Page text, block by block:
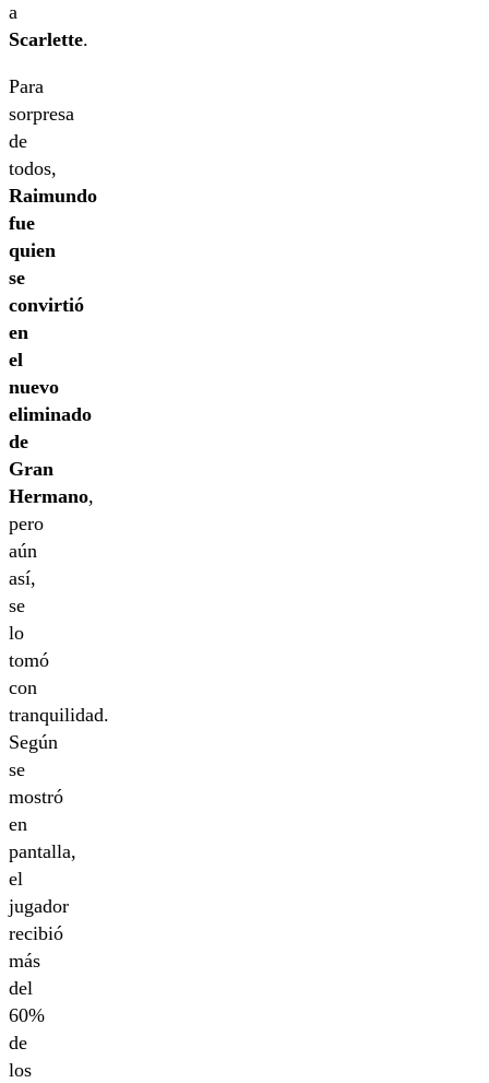
a
Scarlette.
Para
sorpresa
de
todos,
Raimundo
fue
quien
se
convirtió
en
el
nuevo
eliminado
de
Gran
Hermano,
pero
aún
así,
se
lo
tomó
con
tranquilidad.
Según
se
mostró
en
pantalla,
el
jugador
recibió
más
del
60%
de
los